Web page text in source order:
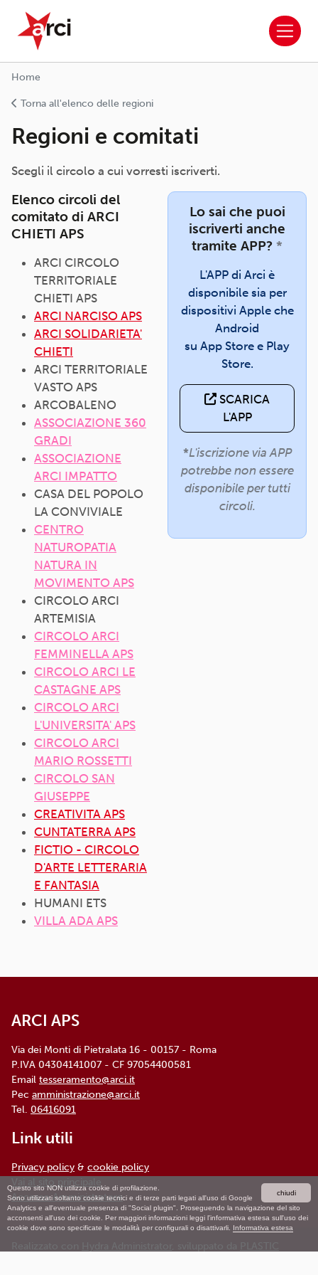
chiudi
Questo sito NON utilizza cookie di profilazione.
Sono utilizzati soltanto cookie tecnici e di terze parti legati all'uso di Google
Analytics e all'eventuale presenza di "Social plugin". Proseguendo la navigazione del sito
acconsenti all'uso dei cookie. Per maggiori informazioni leggi l'informativa estesa sull'uso dei
cookie dove sono specificate le modalità per configurali o disattivarli. Informativa estesa
Salta al contenuto principale
ARCI APS
Home
Torna all'elenco delle regioni
Regioni e comitati
Scegli il circolo a cui vorresti iscriverti.
Elenco circoli del
comitato di ARCI
CHIETI APS
ARCI CIRCOLO
TERRITORIALE
CHIETI APS
ARCI NARCISO APS
ARCI SOLIDARIETA'
CHIETI
ARCI TERRITORIALE
VASTO APS
ARCOBALENO
ASSOCIAZIONE 360
GRADI
ASSOCIAZIONE
ARCI IMPATTO
CASA DEL POPOLO
LA CONVIVIALE
CENTRO
NATUROPATIA
NATURA IN
MOVIMENTO APS
CIRCOLO ARCI
ARTEMISIA
CIRCOLO ARCI
FEMMINELLA APS
CIRCOLO ARCI LE
CASTAGNE APS
CIRCOLO ARCI
L'UNIVERSITA' APS
CIRCOLO ARCI
MARIO ROSSETTI
CIRCOLO SAN
GIUSEPPE
CREATIVITA APS
CUNTATERRA APS
FICTIO - CIRCOLO
D'ARTE LETTERARIA
E FANTASIA
HUMANI ETS
VILLA ADA APS
Lo sai che puoi
iscriverti anche
tramite APP? *
L'APP di Arci è
disponibile sia per
dispositivi Apple che
Android
su App Store e Play
Store.
SCARICA
L'APP
*L'iscrizione via APP
potrebbe non essere
disponibile per tutti
circoli.
ARCI APS
Via dei Monti di Pietralata 16 - 00157 - Roma
P.IVA 04304141007 - CF 97054400581
Email tesseramento@arci.it
Pec amministrazione@arci.it
Tel. 06416091
Link utili
Privacy policy & cookie policy
Accesso Amministratore